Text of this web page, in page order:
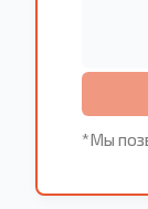
*Мы